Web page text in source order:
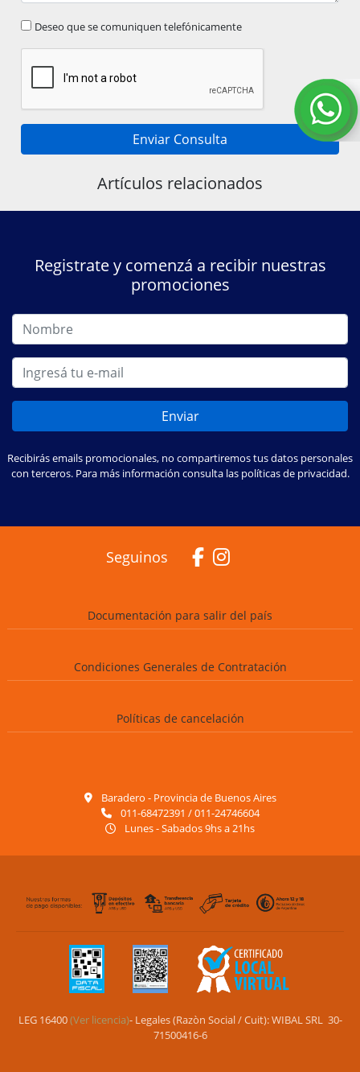
Deseo que se comuniquen telefónicamente
Enviar Consulta
Artículos relacionados
Registrate y comenzá a recibir nuestras
promociones
Enviar
Recibirás emails promocionales, no compartiremos tus datos personales
con terceros. Para más información consulta las políticas de privacidad.
Seguinos
Documentación para salir del país
Condiciones Generales de Contratación
Políticas de cancelación
Baradero - Provincia de Buenos Aires
011-68472391 / 011-24746604
Lunes - Sabados 9hs a 21hs
LEG 16400(Ver licencia)- Legales (Razòn Social / Cuit): WIBAL SRL 30-
71500416-6